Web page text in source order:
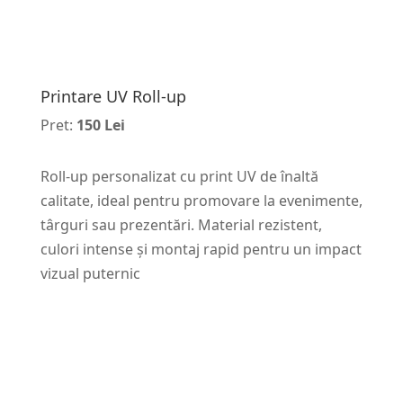
Printare UV Roll-up
Pret: 150 Lei
Roll-up personalizat cu print UV de înaltă
calitate, ideal pentru promovare la evenimente,
târguri sau prezentări. Material rezistent,
culori intense și montaj rapid pentru un impact
vizual puternic